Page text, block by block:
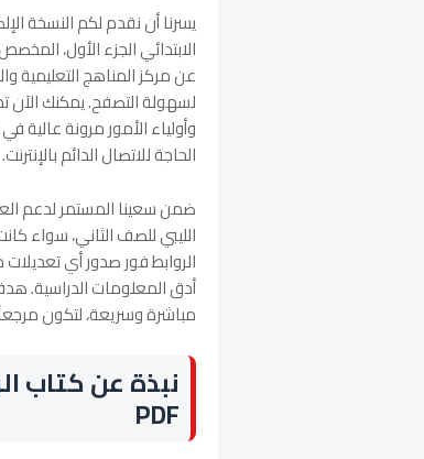
يسرنا أن نقدم لكم النسخة
لسهولة التصفح. يمكنك الآن
وأولياء الأمور مرونة عالية
الحاجة للاتصال الدائم بالإنترنت.
ضمن سعينا المستمر لدعم
الروابط فور صدور أي
أدق المعلومات الدراسية.
مباشرة وسريعة، لتكون
نبذة عن كتاب
PDF